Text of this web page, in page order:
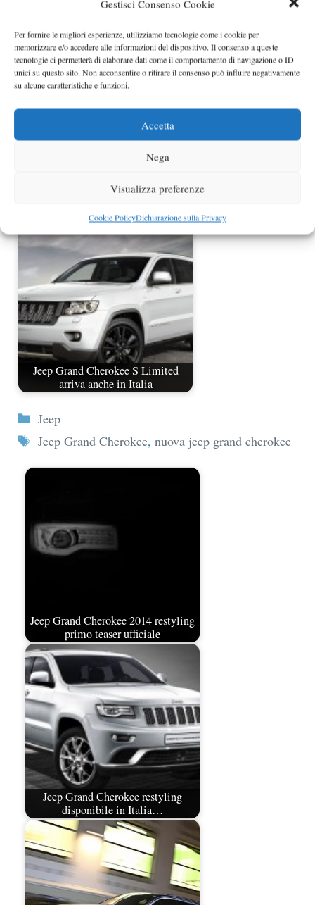
Gestisci Consenso Cookie
Per fornire le migliori esperienze, utilizziamo tecnologie come i cookie per
memorizzare e/o accedere alle informazioni del dispositivo. Il consenso a queste
tecnologie ci permetterà di elaborare dati come il comportamento di navigazione o ID
unici su questo sito. Non acconsentire o ritirare il consenso può influire negativamente
su alcune caratteristiche e funzioni.
Accetta
Nega
Visualizza preferenze
Cookie PolicyDichiarazione sulla Privacy
Nuova Jeep Grand Cherokee
Jeep pensa alla produzione di un
Jeep Grand Cherokee S Limited
arriva anche in Italia
Categorie
Jeep
Tag
Jeep Grand Cherokee, nuova jeep grand cherokee
Jeep Grand Cherokee 2014 restyling
primo teaser ufficiale
Jeep Grand Cherokee restyling
disponibile in Italia…